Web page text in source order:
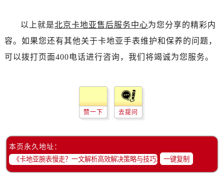
以上就是北京卡地亚售后服务中心为您分享的精彩内
容。如果您还有其他关于卡地亚手表维护和保养的问题，
可以拨打页面400电话进行咨询，我们将竭诚为您服务。
赞一下 去提问
本页永久地址：
一键复制